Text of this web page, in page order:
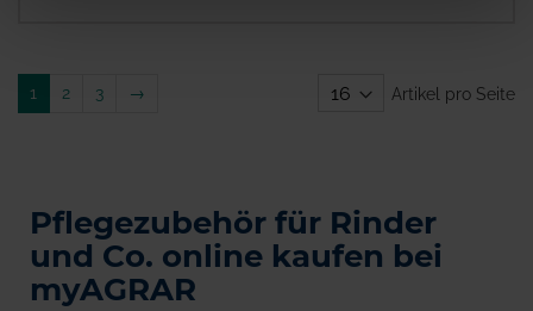
1 2 3 Weiter
→ Artikel pro Seite
Pflegezubehör für Rinder
und Co. online kaufen bei
myAGRAR